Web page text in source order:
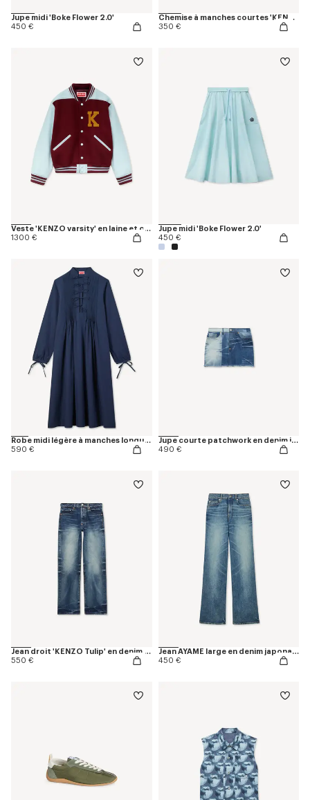
Jupe midi 'Boke Flower 2.0'
450 €
Chemise à manches courtes 'KENZO Loves' en denim chambray
350 €
Veste 'KENZO varsity' en laine et cuir
1300 €
Jupe midi 'Boke Flower 2.0'
450 €
Robe midi légère à manches longues en popeline de coton
590 €
Jupe courte patchwork en denim japonais
490 €
Jean droit 'KENZO Tulip' en denim japonais
550 €
Jean AYAME large en denim japonais stretch
450 €